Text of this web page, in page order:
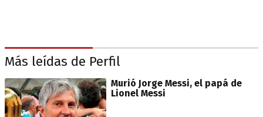
Más leídas de Perfil
Murió Jorge Messi, el papá de
Lionel Messi